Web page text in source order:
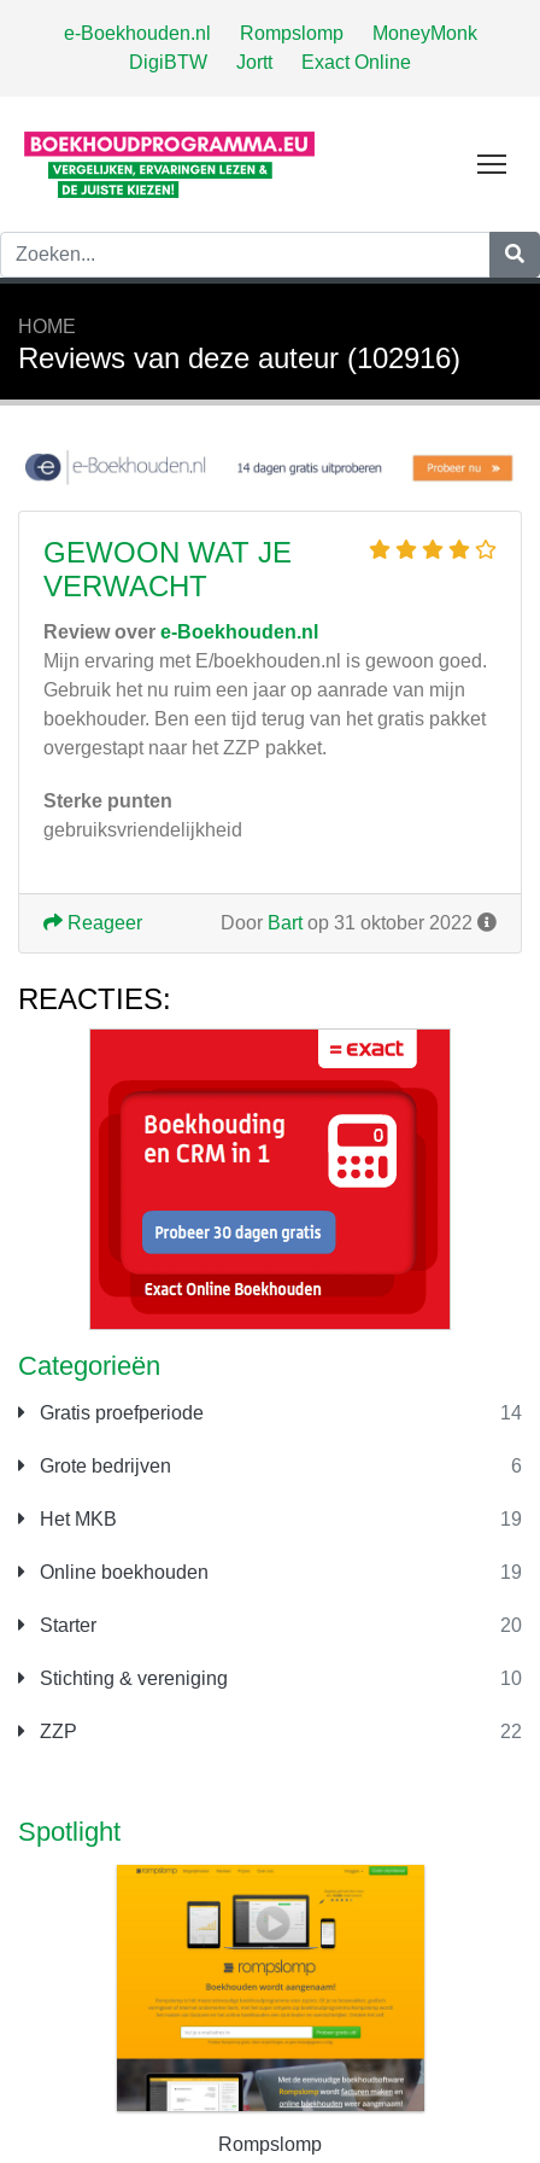
e-Boekhouden.nl Rompslomp
MoneyMonk
DigiBTW
Jortt Exact Online
HOME
Reviews van deze auteur (102916)
Categorieën
Gratis proefperiode 14
Grote bedrijven 6
Het MKB 19
Online boekhouden 19
Starter 20
Stichting & vereniging 10
ZZP 22
Spotlight
Rompslomp
GEWOON WAT JE
VERWACHT
Review over e-Boekhouden.nl
Mijn ervaring met E/boekhouden.nl is gewoon goed.
Gebruik het nu ruim een jaar op aanrade van mijn
boekhouder. Ben een tijd terug van het gratis pakket
overgestapt naar het ZZP pakket.
Sterke punten
gebruiksvriendelijkheid
Door Bartop 31 oktober 2022
Reageer
REACTIES: